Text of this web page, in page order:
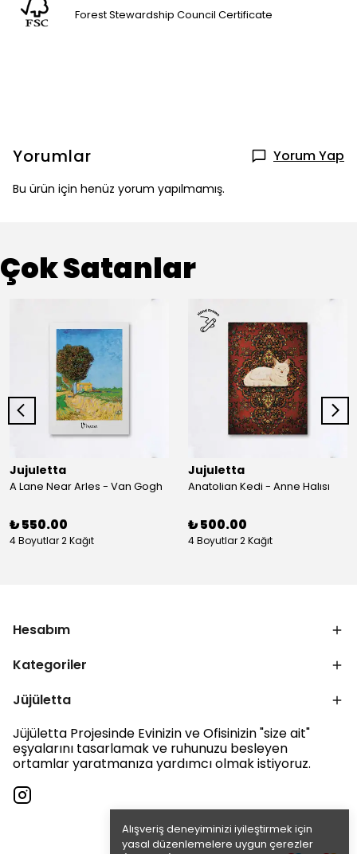
Alışveriş deneyiminizi iyileştirmek için
yasal düzenlemelere uygun çerezler
Forest Stewardship Council Certificate
Yorumlar Yorum Yap
Bu ürün için henüz yorum yapılmamış.
Çok Satanlar
Jujuletta
A Lane Near Arles - Van Gogh
₺ 550.00
4 Boyutlar 2 Kağıt
Jujuletta
Anatolian Kedi - Anne Halısı
₺ 500.00
4 Boyutlar 2 Kağıt
Hesabım
Kategoriler
Jüjületta
Jüjületta Projesinde Evinizin ve Ofisinizin "size ait"
eşyalarını tasarlamak ve ruhunuzu besleyen
ortamlar yaratmanıza yardımcı olmak istiyoruz.